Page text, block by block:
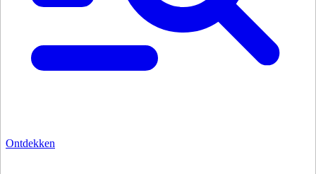
Ontdekken